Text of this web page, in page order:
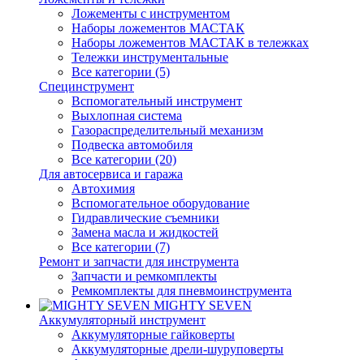
Ложементы с инструментом
Наборы ложементов МАСТАК
Наборы ложементов МАСТАК в тележках
Тележки инструментальные
Все категории (5)
Специнструмент
Вспомогательный инструмент
Выхлопная система
Газораспределительный механизм
Подвеска автомобиля
Все категории (20)
Для автосервиса и гаража
Автохимия
Вспомогательное оборудование
Гидравлические съемники
Замена масла и жидкостей
Все категории (7)
Ремонт и запчасти для инструмента
Запчасти и ремкомплекты
Ремкомплекты для пневмоинструмента
MIGHTY SEVEN
Аккумуляторный инструмент
Аккумуляторные гайковерты
Аккумуляторные дрели-шуруповерты